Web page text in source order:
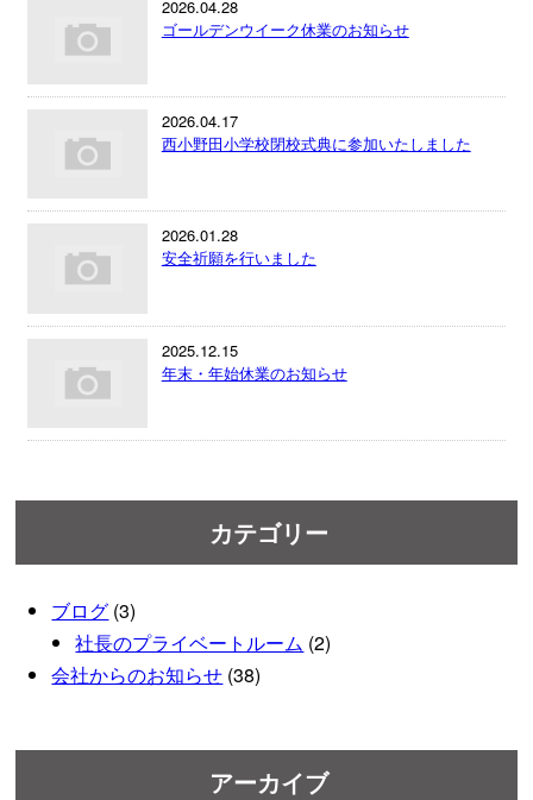
2026.04.28
ゴールデンウイーク休業のお知らせ
2026.04.17
西小野田小学校閉校式典に参加いたしました
2026.01.28
安全祈願を行いました
2025.12.15
年末・年始休業のお知らせ
カテゴリー
ブログ (3)
社長のプライベートルーム (2)
会社からのお知らせ (38)
アーカイブ